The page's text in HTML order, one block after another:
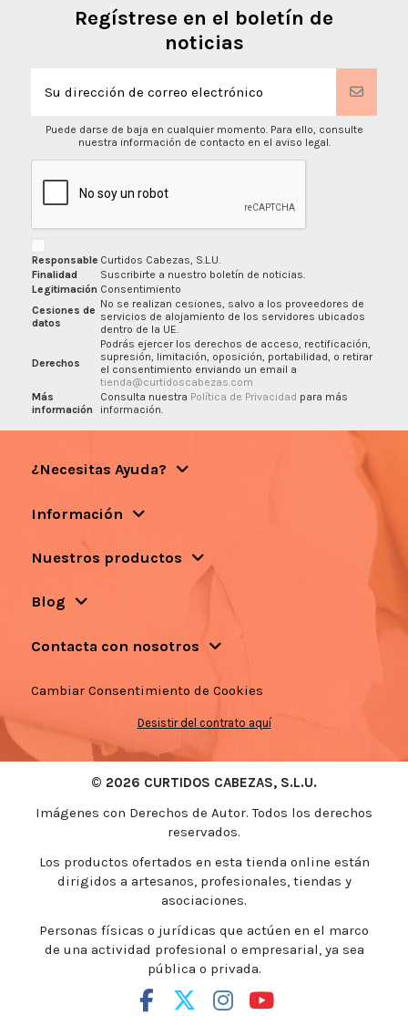
Regístrese en el boletín de
noticias
Puede darse de baja en cualquier momento. Para ello, consulte
nuestra información de contacto en el aviso legal.
Responsable Curtidos Cabezas, S.L.U.
Finalidad
Suscribirte a nuestro boletín de noticias.
Legitimación Consentimiento
Cesiones de
datos
No se realizan cesiones, salvo a los proveedores de
servicios de alojamiento de los servidores ubicados
dentro de la UE.
Derechos
Podrás ejercer los derechos de acceso, rectificación,
supresión, limitación, oposición, portabilidad, o retirar
el consentimiento enviando un email a
tienda@curtidoscabezas.com
Más
información
Consulta nuestra Política de Privacidad para más
información.
¿Necesitas Ayuda?
Información
Nuestros productos
Blog
Contacta con nosotros
Cambiar Consentimiento de Cookies
Desistir del contrato aquí
© 2026 CURTIDOS CABEZAS, S.L.U.
Imágenes con Derechos de Autor. Todos los derechos
reservados.
Los productos ofertados en esta tienda online están
dirigidos a artesanos, profesionales, tiendas y
asociaciones.
Personas físicas o jurídicas que actúen en el marco
de una actividad profesional o empresarial, ya sea
pública o privada.